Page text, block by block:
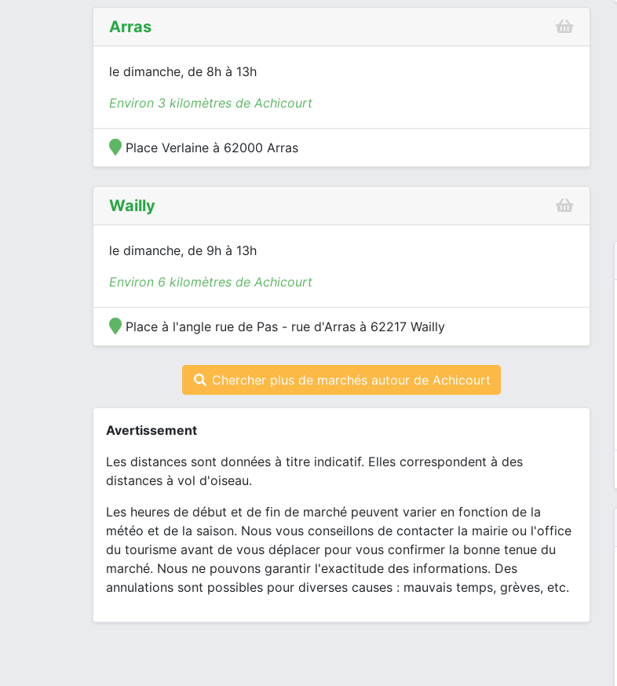
Arras
le dimanche, de 8h à 13h
Environ 3 kilomètres de Achicourt
Place Verlaine à 62000 Arras
Wailly
le dimanche, de 9h à 13h
Environ 6 kilomètres de Achicourt
Place à l'angle rue de Pas - rue d'Arras à 62217 Wailly
Chercher plus de marchés autour de Achicourt
Avertissement
Les distances sont données à titre indicatif. Elles correspondent à des
distances à vol d'oiseau.
Les heures de début et de fin de marché peuvent varier en fonction de la
météo et de la saison. Nous vous conseillons de contacter la mairie ou l'office
du tourisme avant de vous déplacer pour vous confirmer la bonne tenue du
marché. Nous ne pouvons garantir l'exactitude des informations. Des
annulations sont possibles pour diverses causes : mauvais temps, grèves, etc.